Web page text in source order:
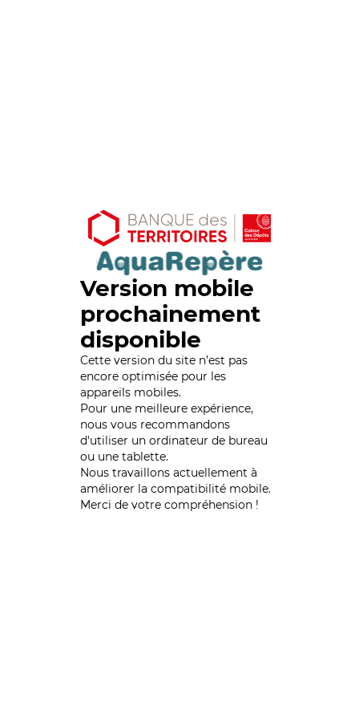
Version mobile
prochainement
disponible
Cette version du site n’est pas
encore optimisée pour les
appareils mobiles.
Pour une meilleure expérience,
nous vous recommandons
d'utiliser un ordinateur de bureau
ou une tablette.
Nous travaillons actuellement à
améliorer la compatibilité mobile.
Merci de votre compréhension !